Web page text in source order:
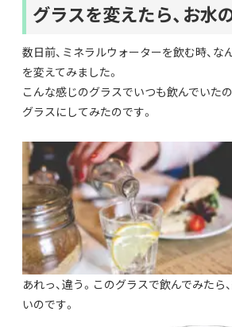
グラスを変えたら、お水
数日前、ミネラルウォーターを飲む時、な
を変えてみました。
こんな感じのグラスでいつも飲んでいた
グラスにしてみたのです。
あれっ、違う。このグラスで飲んでみたら
いのです。